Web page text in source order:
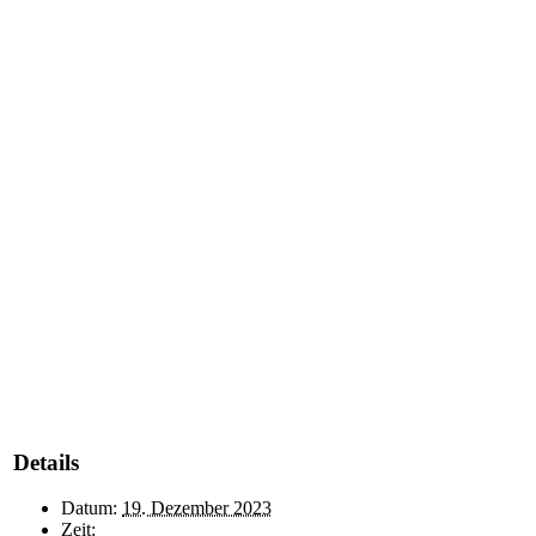
Details
Datum: 19. Dezember 2023
Zeit: